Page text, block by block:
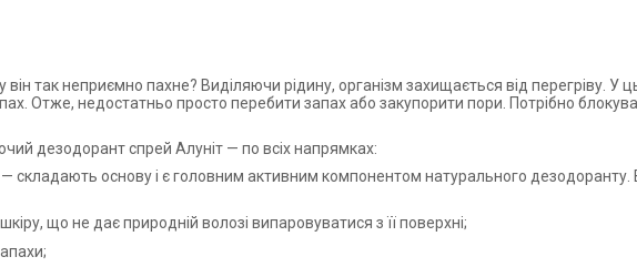
він так неприємно пахне? Виділяючи рідину, організм захищається від
Отже, недостатньо просто перебити запах або закупорити пори. Потрібно
дезодорант спрей Алуніт — по всіх напрямках:
складають основу і є головним активним компонентом натурального дезодоранту.
що не дає природній волозі випаровуватися з її поверхні;